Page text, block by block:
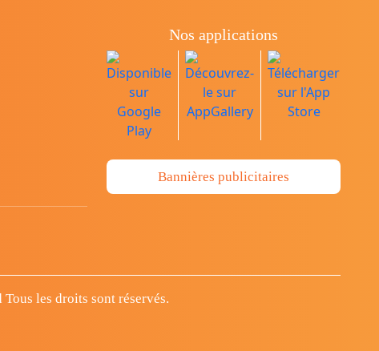
Nos applications
Bannières publicitaires
les droits sont réservés.